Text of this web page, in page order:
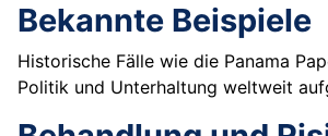
Bekannte Beispiele
Historische Fälle wie die Panama
Politik und Unterhaltung weltweit